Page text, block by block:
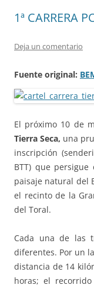
1ª CARRERA
Deja un comentario
Fuente original:
El próximo 10 de
Tierra Seca, una
inscripción
BTT) que
paisaje natural del
el recinto de la
del Toral.
Cada una de las
diferentes. Por un
distancia de 14
horas; el